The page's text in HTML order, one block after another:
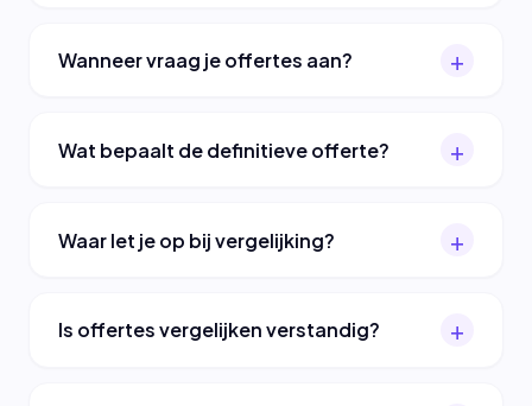
Wanneer vraag je offertes aan?
Wat bepaalt de definitieve offerte?
Waar let je op bij vergelijking?
Is offertes vergelijken verstandig?